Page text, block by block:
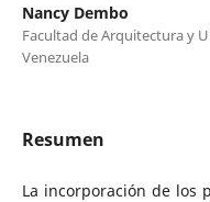
Nancy Dembo
Facultad de Arquitectura y
Venezuela
Resumen
La incorporación de los